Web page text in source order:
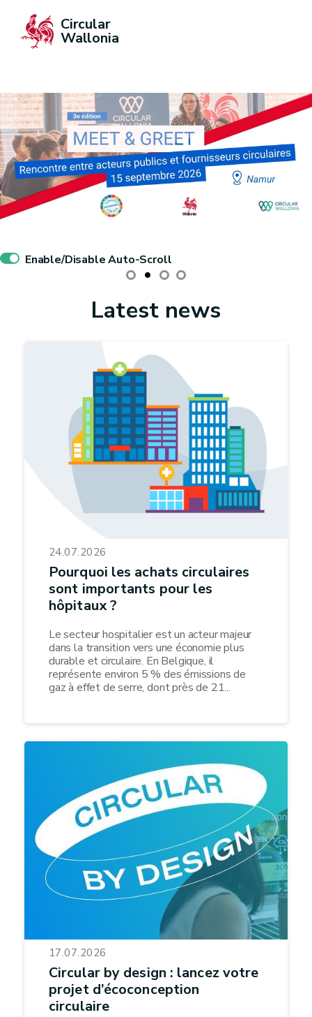
Circular
Wallonia
Enable/Disable Auto-Scroll
Latest news
24.07.2026
Pourquoi les achats circulaires
sont importants pour les
hôpitaux ?
Le secteur hospitalier est un acteur majeur
dans la transition vers une économie plus
durable et circulaire. En Belgique, il
représente environ 5 % des émissions de
gaz à effet de serre, dont près de 21...
17.07.2026
Circular by design : lancez votre
projet d’écoconception
circulaire